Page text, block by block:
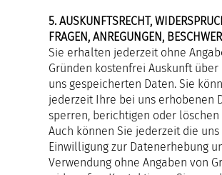
5. AUSKUNFTSRECHT,
FRAGEN, ANREGUNGEN,
Sie erhalten jederzeit ohne
Gründen kostenfrei Auskunft über
uns gespeicherten Daten. Sie
jederzeit Ihre bei uns erhobenen
sperren, berichtigen oder löschen
Auch können Sie jederzeit die
Einwilligung zur Datenerhebung
Verwendung ohne Angaben von